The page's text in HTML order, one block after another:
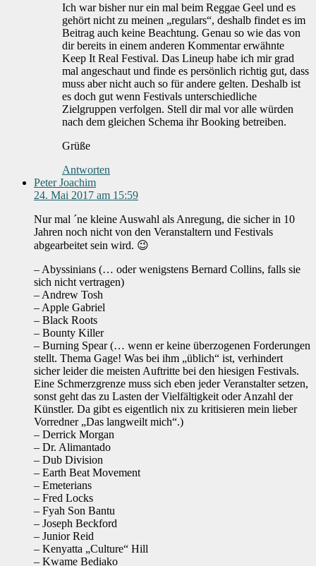
Ich war bisher nur ein mal beim Reggae Geel und es
gehört nicht zu meinen „regulars“, deshalb findet es im
Beitrag auch keine Beachtung. Genau so wie das von
dir bereits in einem anderen Kommentar erwähnte
Keep It Real Festival. Das Lineup habe ich mir grad
mal angeschaut und finde es persönlich richtig gut, dass
muss aber nicht auch so für andere gelten. Deshalb ist
es doch gut wenn Festivals unterschiedliche
Zielgruppen verfolgen. Stell dir mal vor alle würden
nach dem gleichen Schema ihr Booking betreiben.
Grüße
Antworten
Peter Joachim
24. Mai 2017 am 15:59
Nur mal ´ne kleine Auswahl als Anregung, die sicher in 10
Jahren noch nicht von den Veranstaltern und Festivals
abgearbeitet sein wird. 😉
– Abyssinians (… oder wenigstens Bernard Collins, falls sie
sich nicht vertragen)
– Andrew Tosh
– Apple Gabriel
– Black Roots
– Bounty Killer
– Burning Spear (… wenn er keine überzogenen Forderungen
stellt. Thema Gage! Was bei ihm „üblich“ ist, verhindert
sicher leider die meisten Auftritte bei den hiesigen Festivals.
Eine Schmerzgrenze muss sich eben jeder Veranstalter setzen,
sonst geht das zu Lasten der Vielfältigkeit oder Anzahl der
Künstler. Da gibt es eigentlich nix zu kritisieren mein lieber
Vorredner „Das langweilt mich“.)
– Derrick Morgan
– Dr. Alimantado
– Dub Division
– Earth Beat Movement
– Emeterians
– Fred Locks
– Fyah Son Bantu
– Joseph Beckford
– Junior Reid
– Kenyatta „Culture“ Hill
– Kwame Bediako